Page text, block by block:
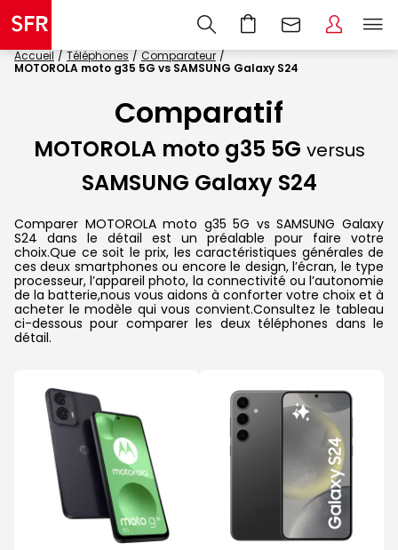
Accueil Téléphones
Comparateur
MOTOROLA moto g35 5G vs SAMSUNG Galaxy S24
Comparatif
MOTOROLA moto g35 5G versus
SAMSUNG Galaxy S24
Comparer MOTOROLA moto g35 5G vs SAMSUNG Galaxy
S24 dans le détail est un préalable pour faire votre
choix.Que ce soit le prix, les caractéristiques générales de
ces deux smartphones ou encore le design, l’écran, le type
processeur, l’appareil photo, la connectivité ou l’autonomie
de la batterie,nous vous aidons à conforter votre choix et à
acheter le modèle qui vous convient.Consultez le tableau
ci-dessous pour comparer les deux téléphones dans le
détail.